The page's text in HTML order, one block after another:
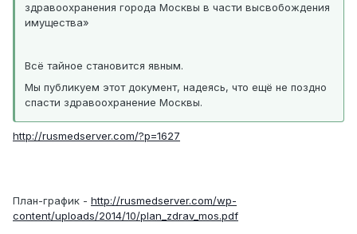
здравоохранения города Москвы в части высвобождения
имущества»
Всё тайное становится явным.
Мы публикуем этот документ, надеясь, что ещё не поздно
спасти здравоохранение Москвы.
http://rusmedserver.com/?p=1627
План-график - http://rusmedserver.com/wp-
content/uploads/2014/10/plan_zdrav_mos.pdf